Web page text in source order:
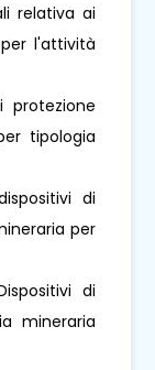
relativa ai
l'attività
protezione
tipologia
di
per
di
mineraria